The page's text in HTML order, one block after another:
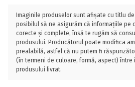
Imaginile produselor sunt afișate cu titlu
posibilul să ne asigurăm că informațiile pe
corecte și complete, însă te rugăm să
produsului. Producătorul poate modifica
prealabilă, astfel că nu putem fi
(în termeni de culoare, formă, aspect)
produsului livrat.